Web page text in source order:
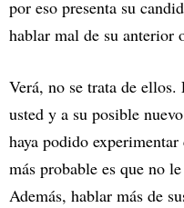
por eso presenta su
hablar mal de su anterior
Verá, no se trata de
usted y a su posible
haya podido
más probable es que no
Además, hablar más de